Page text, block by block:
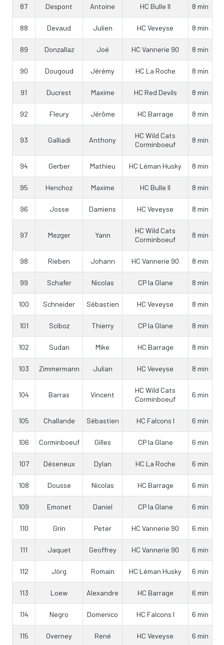
87 Despont Antoine HC Bulle II 8 min
88 Devaud Julien HC Veveyse 8 min
89 Donzallaz Joé HC Vannerie 90 8 min
90 Dougoud Jérémy HC La Roche 8 min
91 Ducrest Maxime HC Red Devils 8 min
92 Fleury Jérôme HC Barrage 8 min
93 Galliadi Anthony
HC Wild Cats
Corminboeuf
8 min
94 Gerber Mathieu HC Léman Husky 8 min
95 Henchoz Maxime HC Bulle II 8 min
96 Josse Damiens HC Veveyse 8 min
97 Mezger Yann
HC Wild Cats
Corminboeuf
8 min
98 Rieben Johann HC Vannerie 90 8 min
99 Schafer Nicolas CP la Glane 8 min
100 Schneider Sébastien HC Veveyse 8 min
101 Sciboz Thierry CP la Glane 8 min
102 Sudan Mike HC Barrage 8 min
103 Zimmermann Julian HC Veveyse 8 min
104 Barras Vincent
HC Wild Cats
Corminboeuf
6 min
105 Challande Sébastien HC Falcons I 6 min
106 Corminboeuf Gilles CP la Glane 6 min
107 Déseneux Dylan HC La Roche 6 min
108 Dousse Nicolas HC Barrage 6 min
109 Emonet Daniel CP la Glane 6 min
110 Grin Peter HC Vannerie 90 6 min
111 Jaquet Geoffrey HC Vannerie 90 6 min
112 Jörg Romain HC Léman Husky 6 min
113 Loew Alexandre HC Barrage 6 min
114 Negro Domenico HC Falcons I 6 min
115 Overney René HC Veveyse 6 min